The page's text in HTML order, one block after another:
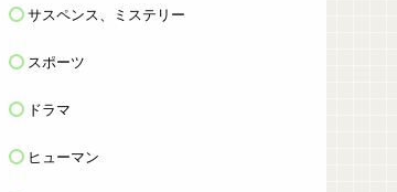
サスペンス、ミステリー
スポーツ
ドラマ
ヒューマン